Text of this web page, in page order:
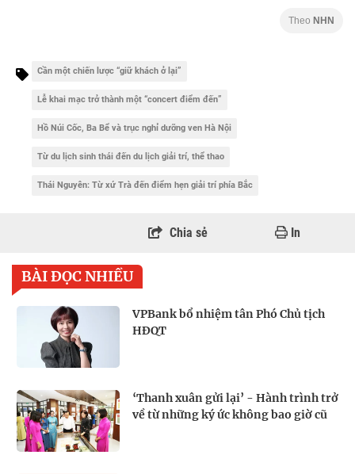
Theo NHN
Cần một chiến lược “giữ khách ở lại”
Lễ khai mạc trở thành một “concert điểm đến”
Hồ Núi Cốc, Ba Bể và trục nghỉ dưỡng ven Hà Nội
Từ du lịch sinh thái đến du lịch giải trí, thể thao
Thái Nguyên: Từ xứ Trà đến điểm hẹn giải trí phía Bắc
Chia sẻ In
BÀI ĐỌC NHIỀU
VPBank bổ nhiệm tân Phó Chủ tịch
HĐQT
‘Thanh xuân gửi lại’ - Hành trình trở
về từ những ký ức không bao giờ cũ